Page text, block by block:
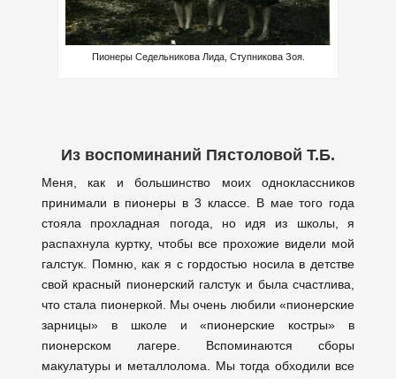
Пионеры Седельникова Лида, Ступникова Зоя.
Из воспоминаний Пястоловой Т.Б.
Меня, как и большинство моих одноклассников
принимали в пионеры в 3 классе. В мае того года
стояла прохладная погода, но идя из школы, я
распахнула куртку, чтобы все прохожие видели мой
галстук. Помню, как я с гордостью носила в детстве
свой красный пионерский галстук и была счастлива,
что стала пионеркой. Мы очень любили «пионерские
зарницы» в школе и «пионерские костры» в
пионерском лагере. Вспоминаются сборы
макулатуры и металлолома. Мы тогда обходили все